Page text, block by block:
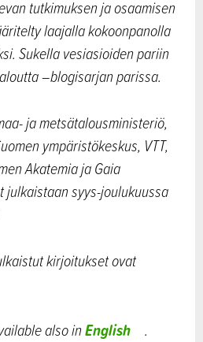
tutkimuksen ja osaamisen
laajalla kokoonpanolla
Sukella vesiasioiden pariin
–blogisarjan parissa.
ja metsätalousministeriö,
ympäristökeskus, VTT,
Akatemia ja Gaia
julkaistaan syys-joulukuussa
kirjoitukset ovat
also inEnglish .